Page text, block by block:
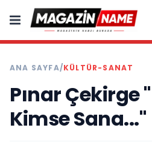
ANA SAYFA/KÜLTÜR-SANAT
Pınar Çekirge
Kimse Sana..."